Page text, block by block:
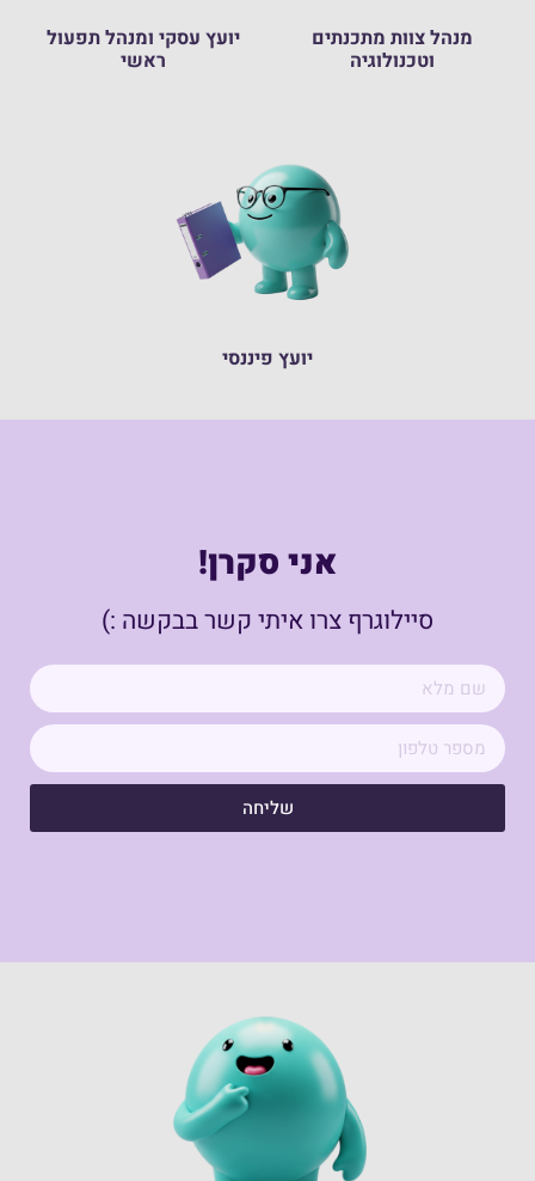
מנהל צוות מתכנתים
וטכנולוגיה
יועץ עסקי ומנהל תפעול
ראשי
יועץ פיננסי
אני סקרן!
סיילוגרף צרו איתי קשר בבקשה :)
שליחה